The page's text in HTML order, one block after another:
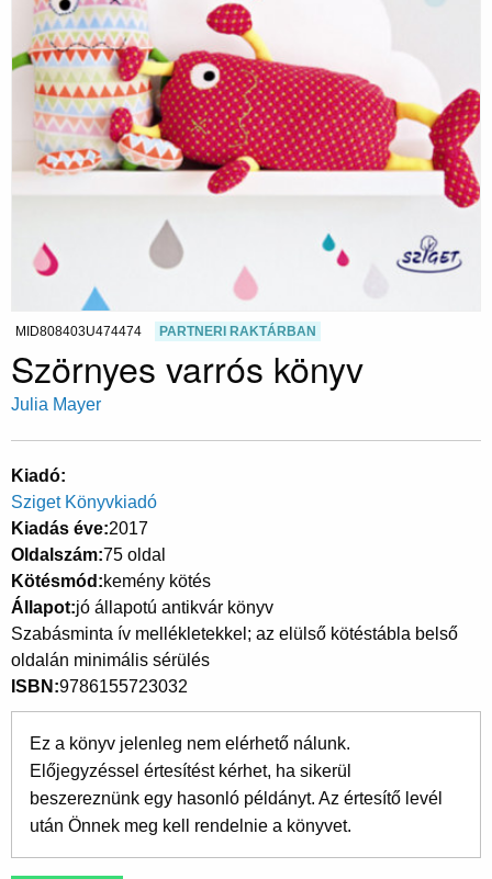
MID808403U474474 PARTNERI RAKTÁRBAN
Szörnyes varrós könyv
Julia Mayer
Kiadó
Sziget Könyvkiadó
Kiadás éve 2017
Oldalszám 75 oldal
Kötésmód kemény kötés
Állapot jó állapotú antikvár könyv
Szabásminta ív mellékletekkel; az elülső kötéstábla belső
oldalán minimális sérülés
ISBN 9786155723032
Ez a könyv jelenleg nem elérhető nálunk.
Előjegyzéssel értesítést kérhet, ha sikerül
beszereznünk egy hasonló példányt. Az értesítő levél
után Önnek meg kell rendelnie a könyvet.